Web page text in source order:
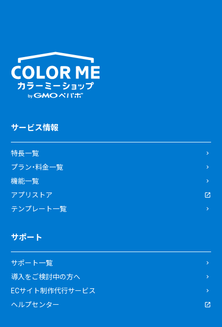
サービス情報
特長一覧
プラン・料金一覧
機能一覧
アプリストア
テンプレート一覧
サポート
サポート一覧
導入をご検討中の方へ
ECサイト制作代行サービス
ヘルプセンター